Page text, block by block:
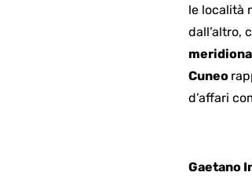
le località
dall’altro,
Cuneo
d’affari
Gaetano